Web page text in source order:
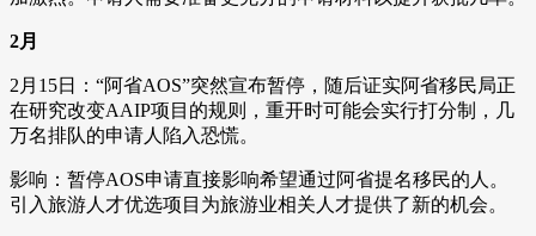
2月
2月15日：“阿省AOS”突然宣布暂停，随后证实阿省移民局正
在研究改变AAIP项目的规则，重开时可能会实行打分制，几
万名排队的申请人陷入恐慌。
影响：暂停AOS申请直接影响希望通过阿省提名移民的人。
引入旅游人才优选项目为旅游业相关人才提供了新的机会。